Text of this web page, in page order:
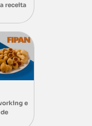
receita
e